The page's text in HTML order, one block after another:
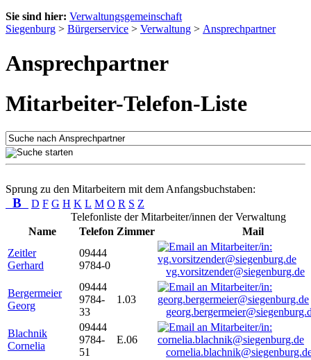
Sie sind hier: Verwaltungsgemeinschaft
Siegenburg > Bürgerservice > Verwaltung > Ansprechpartner
Ansprechpartner
Mitarbeiter-Telefon-Liste
Sprung zu den Mitarbeitern mit dem Anfangsbuchstaben:
B D F G H K L M O R S Z
Telefonliste der Mitarbeiter/innen der Verwaltung
Name
Telefon Zimmer
Mail
Zeitler
Gerhard
09444
9784-0
vg.vorsitzender@siegenburg.de
Bergermeier
Georg
09444
9784-
33
1.03
Blachnik
Cornelia
09444
9784-
51
E.06